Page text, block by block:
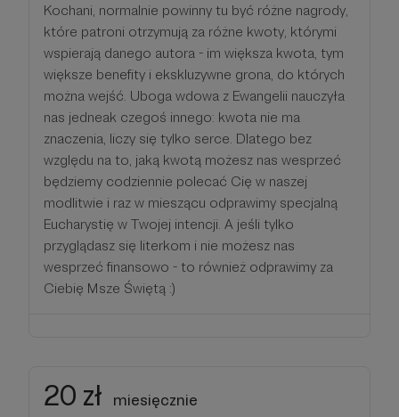
Kochani, normalnie powinny tu być różne nagrody,
które patroni otrzymują za różne kwoty, którymi
wspierają danego autora - im większa kwota, tym
większe benefity i ekskluzywne grona, do których
można wejść. Uboga wdowa z Ewangelii nauczyła
nas jedneak czegoś innego: kwota nie ma
znaczenia, liczy się tylko serce. Dlatego bez
względu na to, jaką kwotą możesz nas wesprzeć
będziemy codziennie polecać Cię w naszej
modlitwie i raz w mieszącu odprawimy specjalną
Eucharystię w Twojej intencji. A jeśli tylko
przyglądasz się literkom i nie możesz nas
wesprzeć finansowo - to również odprawimy za
Ciebię Msze Świętą :)
20 zł miesięcznie